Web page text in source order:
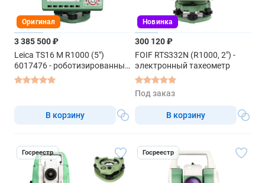
Оригинал
3 385 500 ₽
Leica TS16 M R1000 (5")
6017476 - роботизированный
тахеометр
В корзину
Новинка
300 120 ₽
FOIF RTS332N (R1000, 2") -
электронный тахеометр
Под заказ
В корзину
Госреестр Госреестр